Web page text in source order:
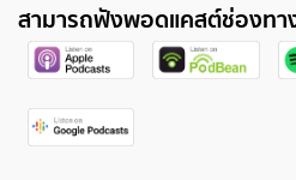
สามารถฟังพอดแคสต์ช่องทา